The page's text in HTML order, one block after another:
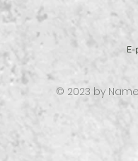
E-
© 2023 by